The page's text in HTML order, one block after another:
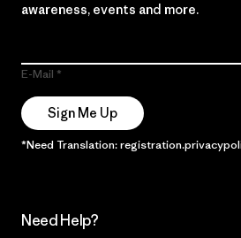
awareness, events and more.
E-Mail
Sign Me Up
*Need Translation:
Need Help?